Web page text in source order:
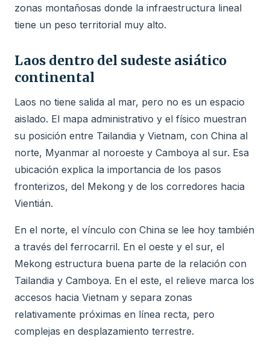
zonas montañosas donde la infraestructura lineal
tiene un peso territorial muy alto.
Laos dentro del sudeste asiático
continental
Laos no tiene salida al mar, pero no es un espacio
aislado. El mapa administrativo y el físico muestran
su posición entre Tailandia y Vietnam, con China al
norte, Myanmar al noroeste y Camboya al sur. Esa
ubicación explica la importancia de los pasos
fronterizos, del Mekong y de los corredores hacia
Vientián.
En el norte, el vínculo con China se lee hoy también
a través del ferrocarril. En el oeste y el sur, el
Mekong estructura buena parte de la relación con
Tailandia y Camboya. En el este, el relieve marca los
accesos hacia Vietnam y separa zonas
relativamente próximas en línea recta, pero
complejas en desplazamiento terrestre.